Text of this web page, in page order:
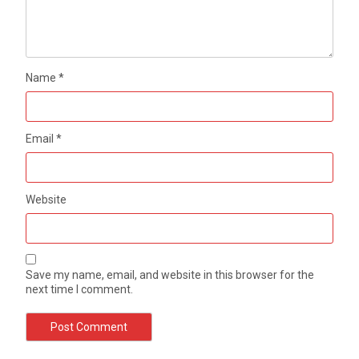
Name*
Email*
Website
Save my name, email, and website in this browser for the
next time I comment.